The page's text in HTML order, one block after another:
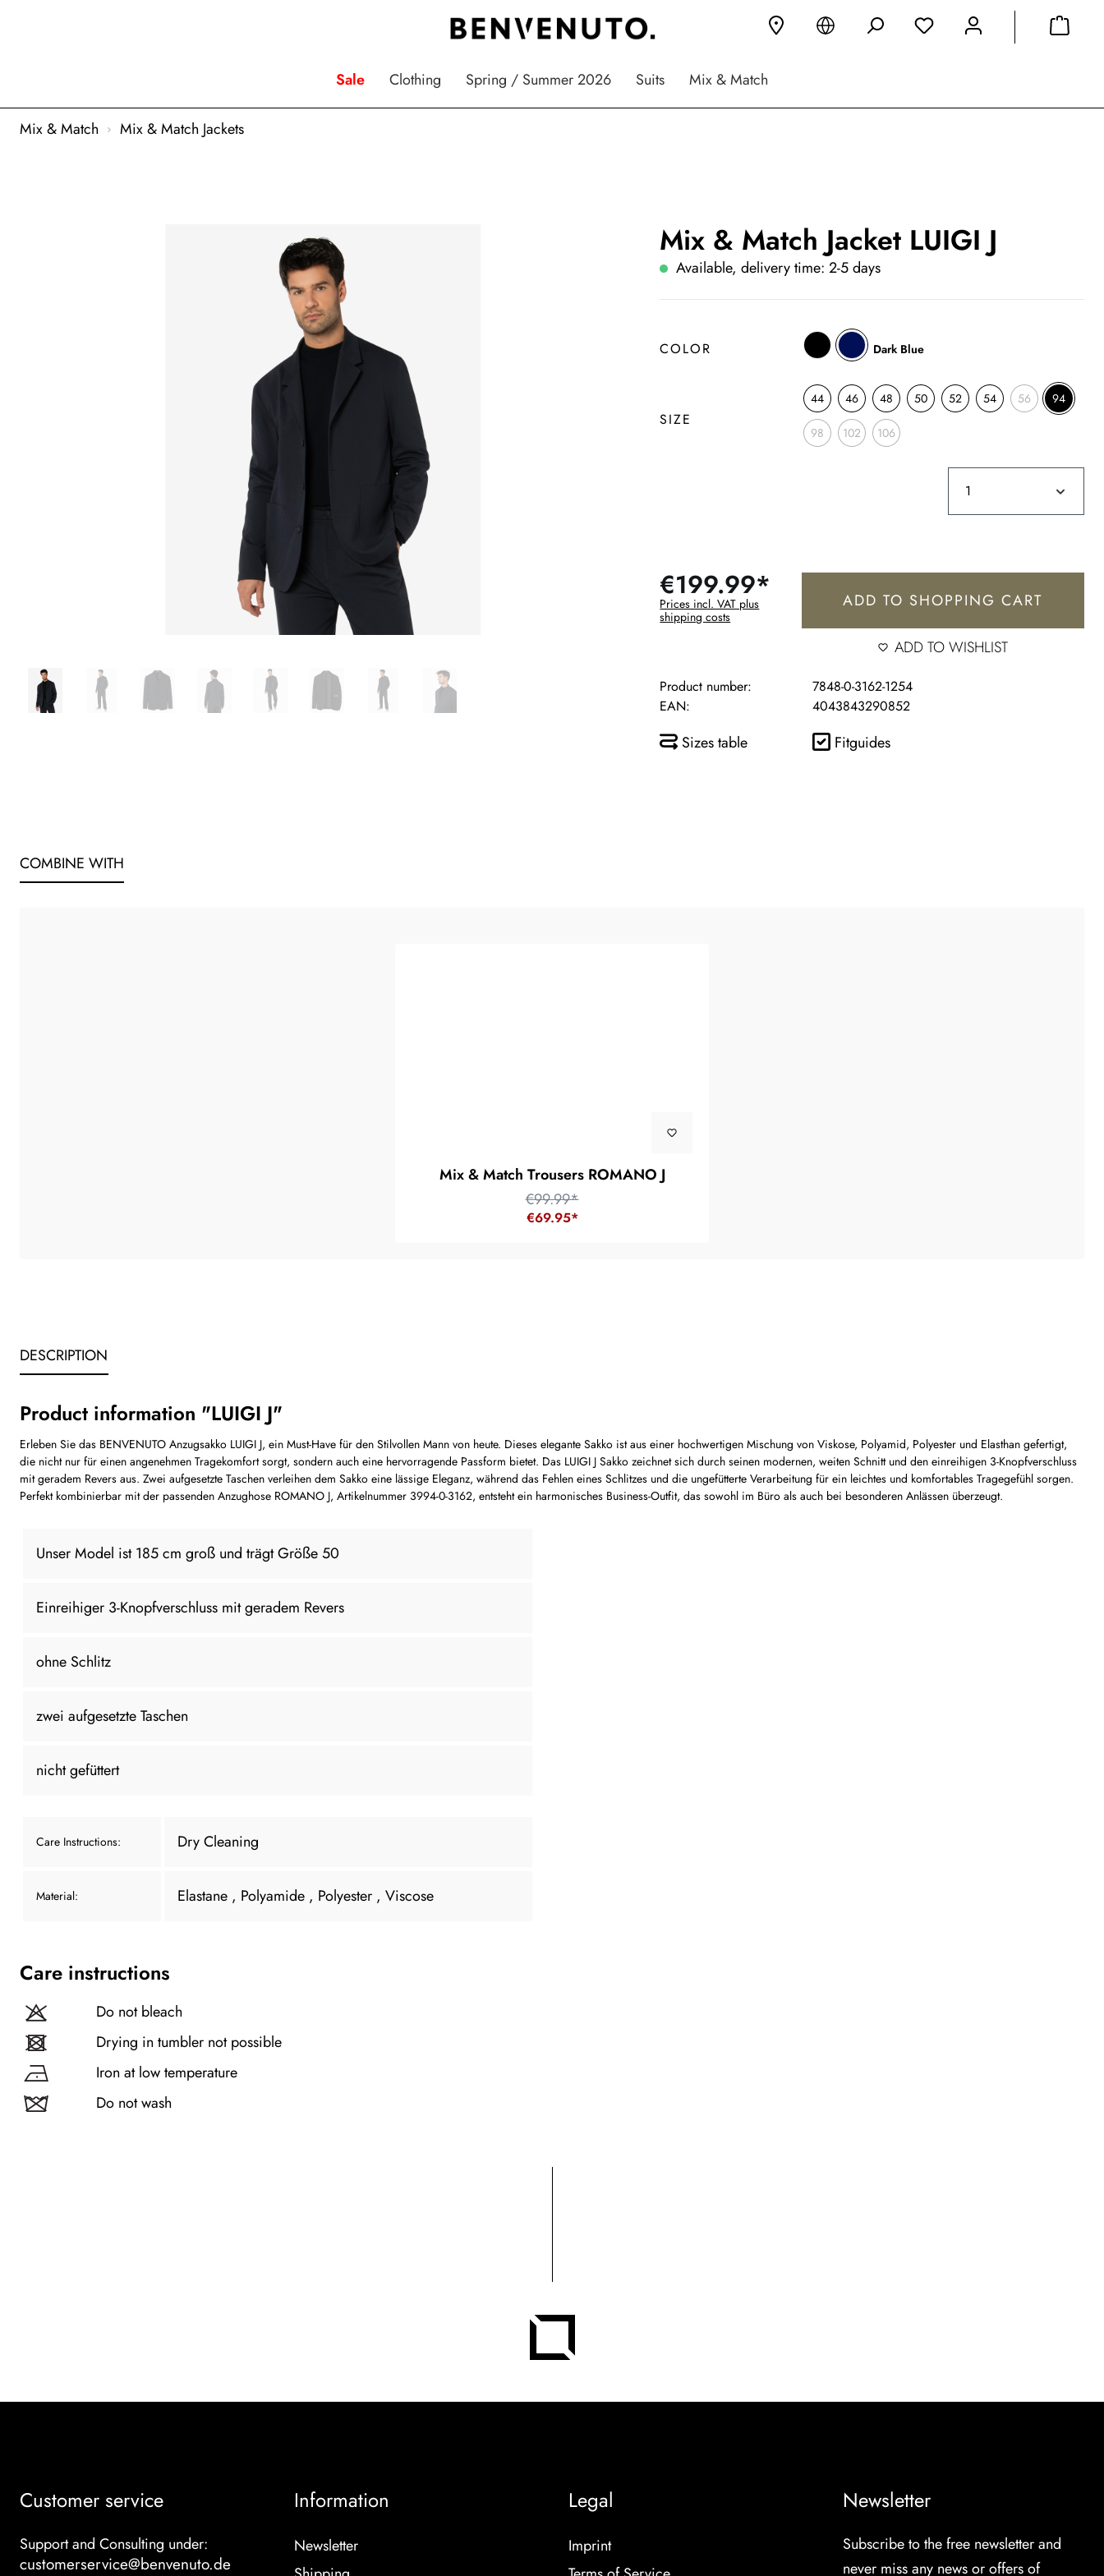
Sale Clothing Spring / Summer 2026 Suits Mix & Match
Mix & Match Mix & Match Jackets
Mix & Match Jacket LUIGI J
Available, delivery time: 2-5 days
COLOR Dark Blue
SIZE
44 46 48 50 52 54 56 94
98 102 106
€199.99*
Prices incl. VAT plus
shipping costs
ADD TO SHOPPING CART
ADD TO WISHLIST
Product number:
7848-0-3162-1254
EAN:
4043843290852
Sizes table Fitguides
COMBINE WITH
Mix & Match Trousers ROMANO J
€69.95*
€99.99*
DESCRIPTION
Product information "LUIGI J"
Erleben Sie das BENVENUTO Anzugsakko LUIGI J, ein Must-Have für den Stilvollen Mann von heute. Dieses elegante Sakko ist aus einer hochwertigen Mischung von Viskose, Polyamid, Polyester und Elasthan gefertigt,
die nicht nur für einen angenehmen Tragekomfort sorgt, sondern auch eine hervorragende Passform bietet. Das LUIGI J Sakko zeichnet sich durch seinen modernen, weiten Schnitt und den einreihigen 3-Knopfverschluss
mit geradem Revers aus. Zwei aufgesetzte Taschen verleihen dem Sakko eine lässige Eleganz, während das Fehlen eines Schlitzes und die ungefütterte Verarbeitung für ein leichtes und komfortables Tragegefühl sorgen.
Perfekt kombinierbar mit der passenden Anzughose ROMANO J, Artikelnummer 3994-0-3162, entsteht ein harmonisches Business-Outfit, das sowohl im Büro als auch bei besonderen Anlässen überzeugt.
Unser Model ist 185 cm groß und trägt Größe 50
Einreihiger 3-Knopfverschluss mit geradem Revers
ohne Schlitz
zwei aufgesetzte Taschen
nicht gefüttert
Care Instructions: Dry Cleaning
Material: Elastane , Polyamide , Polyester , Viscose
Care instructions
Do not bleach
Drying in tumbler not possible
Iron at low temperature
Do not wash
Customer service
Support and Consulting under:
customerservice@benvenuto.de
Information
Newsletter
Legal
Imprint
Newsletter
Subscribe to the free newsletter and
never miss any news or offers of